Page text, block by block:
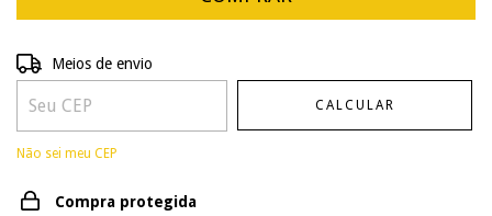
Entregas para o CEP:
Meios de envio
CALCULAR
Não sei meu CEP
Compra protegida